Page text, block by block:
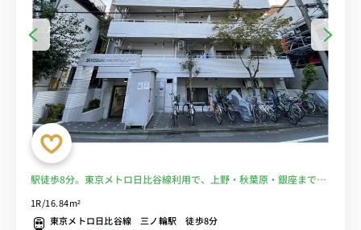
駅徒歩8分。東京メトロ日比谷線利用で、上野・秋葉原・銀座まで直
通。■選べるWi-Fi格安レンタル中！
1R/16.84m²
東京メトロ日比谷線 三ノ輪駅 徒歩8分